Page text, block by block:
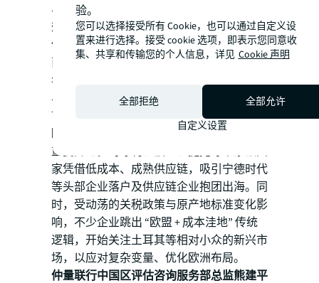
与安全性；营商环境、物流距离、产业集聚
效应等关键因素，直接影响企业在该区域的
供应链效率与运营效果。从市场潜力看，东
南亚 35 岁以下人口占比超 50%，预计2030
年中产阶级将达 3.3 亿，庞大年轻消费群体
与增长中的中产阶层，构成不容忽视的消费
市场。
欧洲市场则成为中企技术输出与绿色合作的
重要阵地。匈牙利、波兰、捷克等中东欧国
家凭借低成本、成熟供应链，吸引宁德时代
等头部企业落户及供应链企业抱团出海。同
时，受动荡的关税政策与原产地标准变化影
响，不少企业跳出 “欧盟 + 成本洼地” 传统
逻辑，开始关注土耳其等相对小众的新兴市
场，以应对复杂变量、优化欧洲布局。
仲量联行中国区评估咨询服务部总监熊建平
验。
您可以选择接受所有 Cookie，也可以通过自定义设
置来进行选择。接受 cookie 选项，即表示您同意收
集、共享和传输您的个人信息，详见 Cookie 声明
全部拒绝
全部允许
自定义设置